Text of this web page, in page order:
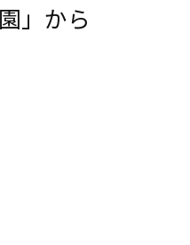
」から